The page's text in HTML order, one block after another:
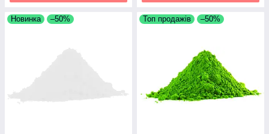
Новинка –50% Топ продажів –50%